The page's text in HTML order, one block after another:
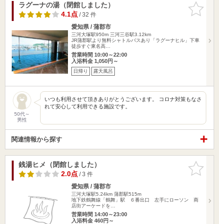
お気に入
りに追加
ラグーナの湯（閉館しました）
4.1点/ 32 件
愛知県 / 蒲郡市
三河大塚駅950m 三河三谷駅3.12km
JR蒲郡駅より無料シャトルバスあり「ラグーナヒル」下車
徒歩すぐ東名高…
営業時間 10:00～22:00
入浴料金 1,050円～
日帰り 露天風呂
50代～
男性
いつも利用させて頂きありがとうございます。 コロナ対策もなさ
れて安心して利用できる施設です。
関連情報から探す
お気に入
りに追加
銭湯ヒメ（閉館しました）
2.0点/ 3 件
愛知県 / 蒲郡市
三河大塚駅5.24km 蒲郡駅515m
地下鉄鶴舞線「鶴舞」駅 ６番出口 左手にローソン 商
店街アーケードを…
営業時間 14:00～23:00
入浴料金 460円～